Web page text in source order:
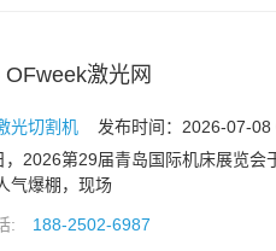
激光网
光切割机 发布时间：2026-07-08
，2026第29届青岛国际机床展览会
气爆棚，现场
: 188-2502-6987